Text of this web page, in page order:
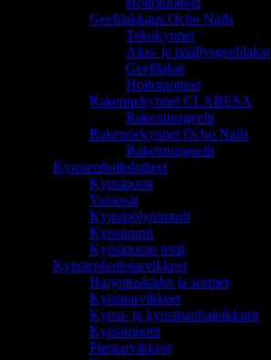
Geelilakkaus Ocho Nails
Tekokynnet
Alus- ja päällysgeelilakat
Geelilakat
Hoitotuotteet
Rakennekynnet CLARESA
Rakennusgeelit
Rakennekynnet Ocho Nails
Rakennusgeelit
Kynsienhoitolaitteet
Kynsiporat
Varaosat
Kynsipölynimurit
Kynsiuunit
Kynsiporan terät
Kynsienhoitotarvikkeet
Harjoituskädet ja sormet
Kynsitarvikkeet
Kynsi- ja kynsinauhaleikkurit
Kynsimuotit
Pientarvikkeet